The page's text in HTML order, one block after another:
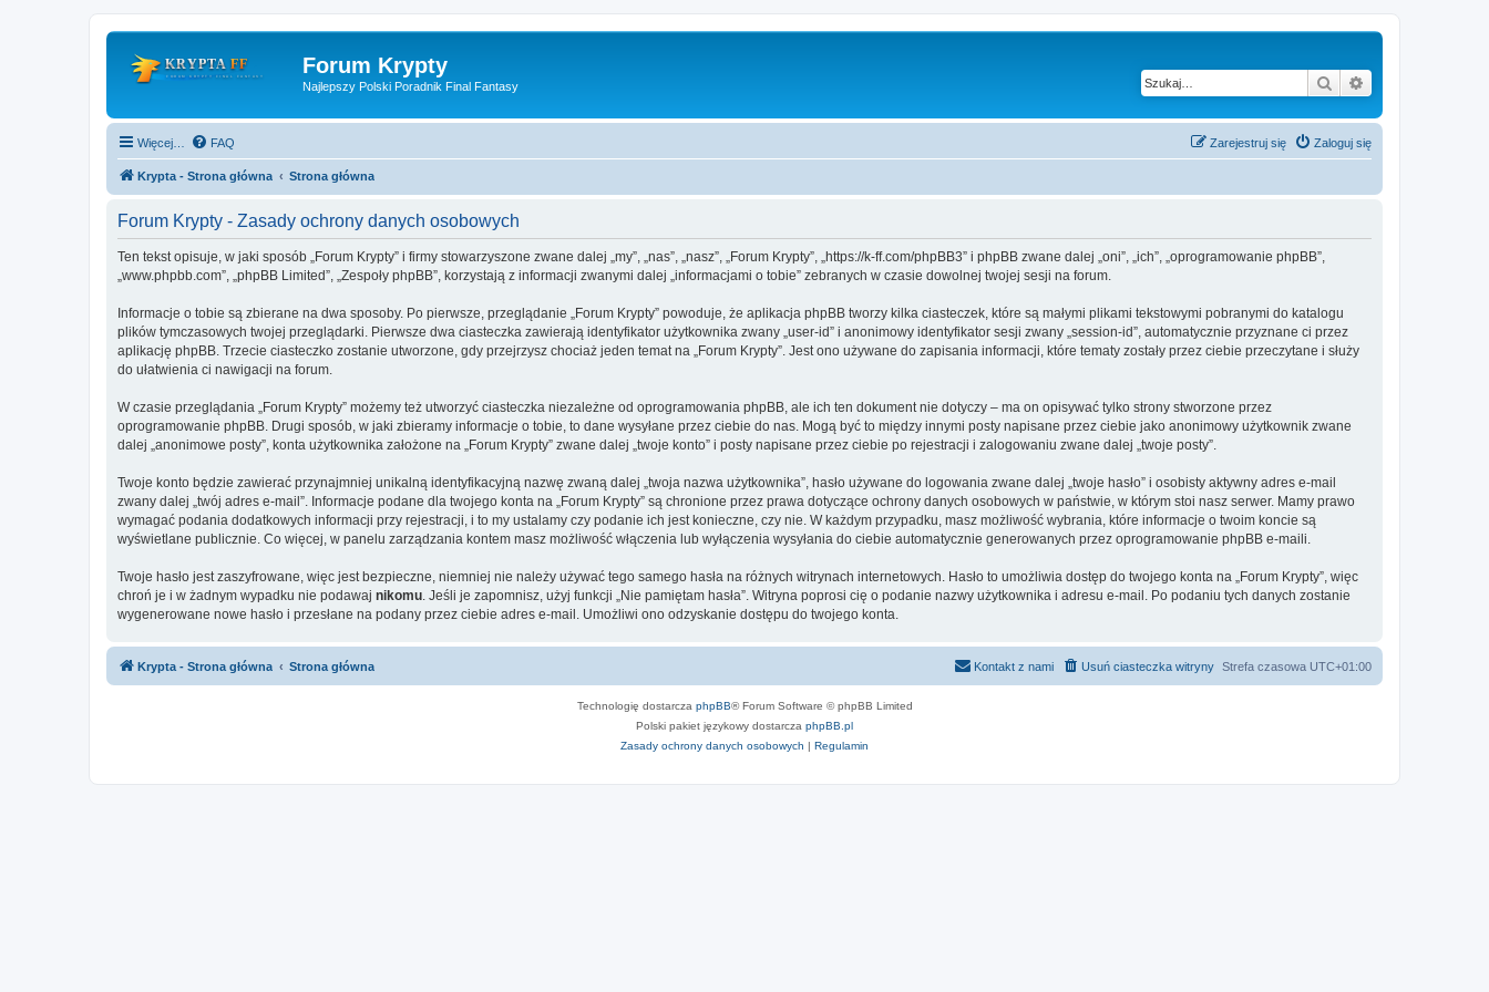
Forum Krypty
Najlepszy Polski Poradnik Final Fantasy Szukaj
Więcej… FAQ Zaloguj się
Zarejestruj się
Krypta - Strona główna Strona główna
Forum Krypty - Zasady ochrony danych osobowych
Ten tekst opisuje, w jaki sposób „Forum Krypty” i firmy stowarzyszone zwane dalej „my”, „nas”, „nasz”, „Forum Krypty”, „https://k-ff.com/phpBB3” i phpBB zwane dalej „oni”, „ich”, „oprogramowanie phpBB”,
„www.phpbb.com”, „phpBB Limited”, „Zespoły phpBB”, korzystają z informacji zwanymi dalej „informacjami o tobie” zebranych w czasie dowolnej twojej sesji na forum.
Informacje o tobie są zbierane na dwa sposoby. Po pierwsze, przeglądanie „Forum Krypty” powoduje, że aplikacja phpBB tworzy kilka ciasteczek, które są małymi plikami tekstowymi pobranymi do katalogu
plików tymczasowych twojej przeglądarki. Pierwsze dwa ciasteczka zawierają identyfikator użytkownika zwany „user-id” i anonimowy identyfikator sesji zwany „session-id”, automatycznie przyznane ci przez
aplikację phpBB. Trzecie ciasteczko zostanie utworzone, gdy przejrzysz chociaż jeden temat na „Forum Krypty”. Jest ono używane do zapisania informacji, które tematy zostały przez ciebie przeczytane i służy
do ułatwienia ci nawigacji na forum.
W czasie przeglądania „Forum Krypty” możemy też utworzyć ciasteczka niezależne od oprogramowania phpBB, ale ich ten dokument nie dotyczy – ma on opisywać tylko strony stworzone przez
oprogramowanie phpBB. Drugi sposób, w jaki zbieramy informacje o tobie, to dane wysyłane przez ciebie do nas. Mogą być to między innymi posty napisane przez ciebie jako anonimowy użytkownik zwane
dalej „anonimowe posty”, konta użytkownika założone na „Forum Krypty” zwane dalej „twoje konto” i posty napisane przez ciebie po rejestracji i zalogowaniu zwane dalej „twoje posty”.
Twoje konto będzie zawierać przynajmniej unikalną identyfikacyjną nazwę zwaną dalej „twoja nazwa użytkownika”, hasło używane do logowania zwane dalej „twoje hasło” i osobisty aktywny adres e-mail
zwany dalej „twój adres e-mail”. Informacje podane dla twojego konta na „Forum Krypty” są chronione przez prawa dotyczące ochrony danych osobowych w państwie, w którym stoi nasz serwer. Mamy prawo
wymagać podania dodatkowych informacji przy rejestracji, i to my ustalamy czy podanie ich jest konieczne, czy nie. W każdym przypadku, masz możliwość wybrania, które informacje o twoim koncie są
wyświetlane publicznie. Co więcej, w panelu zarządzania kontem masz możliwość włączenia lub wyłączenia wysyłania do ciebie automatycznie generowanych przez oprogramowanie phpBB e-maili.
Twoje hasło jest zaszyfrowane, więc jest bezpieczne, niemniej nie należy używać tego samego hasła na różnych witrynach internetowych. Hasło to umożliwia dostęp do twojego konta na „Forum Krypty”, więc
chroń je i w żadnym wypadku nie podawaj nikomu . Jeśli je zapomnisz, użyj funkcji „Nie pamiętam hasła”. Witryna poprosi cię o podanie nazwy użytkownika i adresu e-mail. Po podaniu tych danych zostanie
wygenerowane nowe hasło i przesłane na podany przez ciebie adres e-mail. Umożliwi ono odzyskanie dostępu do twojego konta.
Krypta - Strona główna Strona główna Strefa czasowa UTC+01:00
Usuń ciasteczka witryny
Kontakt z nami
Technologię dostarcza phpBB® Forum Software © phpBB Limited
Polski pakiet językowy dostarcza phpBB.pl
Zasady ochrony danych osobowych | Regulamin